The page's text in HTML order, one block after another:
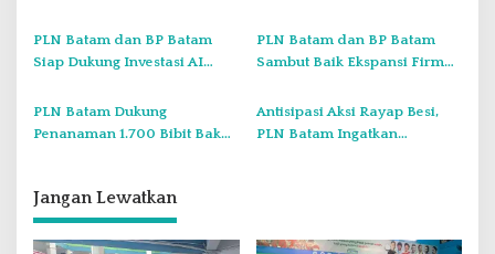
PLTGU 300 MW
Kehormatan Danlanud Hang
Nadim
PLN Batam dan BP Batam
Siap Dukung Investasi AI
Kian Kokoh Jadi Hub Data
Center Asia Tenggara
PLN Batam dan BP Batam
Sambut Baik Ekspansi Firmus
Kota Batam Sebagai Hub
Digital Terdepan di Asia
PLN Batam Dukung
Penanaman 1.700 Bibit Bakau
2026 Tingkat Kota Batam
Antisipasi Aksi Rayap Besi,
PLN Batam Ingatkan
Jangan Lewatkan